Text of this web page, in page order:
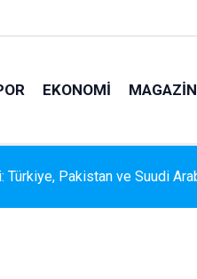
EKONOMI MAGAZIN
TEMİZLİK